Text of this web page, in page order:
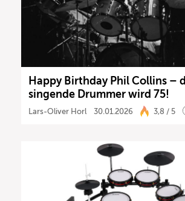
Happy Birthday Phil Collins –
singende Drummer wird 75!
Lars-Oliver Horl 30.01.2026 3,8 / 5